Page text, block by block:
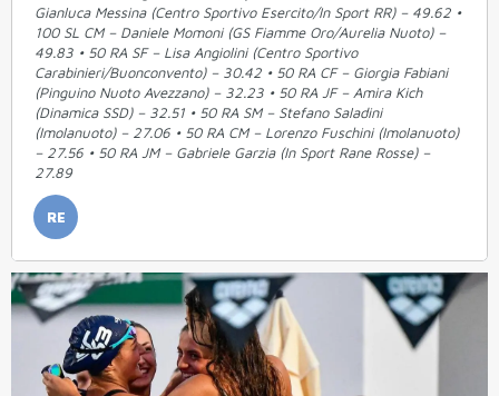
Gianluca Messina (Centro Sportivo Esercito/In Sport RR) – 49.62 •
100 SL CM – Daniele Momoni (GS Fiamme Oro/Aurelia Nuoto) –
49.83 • 50 RA SF – Lisa Angiolini (Centro Sportivo
Carabinieri/Buonconvento) – 30.42 • 50 RA CF – Giorgia Fabiani
(Pinguino Nuoto Avezzano) – 32.23 • 50 RA JF – Amira Kich
(Dinamica SSD) – 32.51 • 50 RA SM – Stefano Saladini
(Imolanuoto) – 27.06 • 50 RA CM – Lorenzo Fuschini (Imolanuoto)
– 27.56 • 50 RA JM – Gabriele Garzia (In Sport Rane Rosse) –
27.89
RE